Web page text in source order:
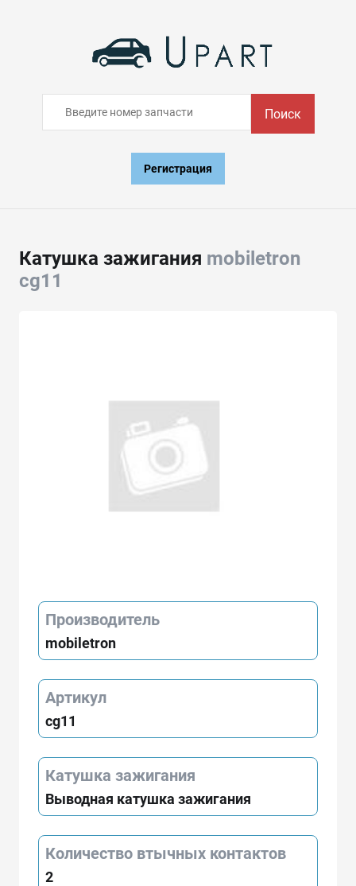
Поиск
Регистрация
Катушка зажигания mobiletron
cg11
Производитель
mobiletron
Артикул
cg11
Катушка зажигания
Выводная катушка зажигания
Количество втычных контактов
2